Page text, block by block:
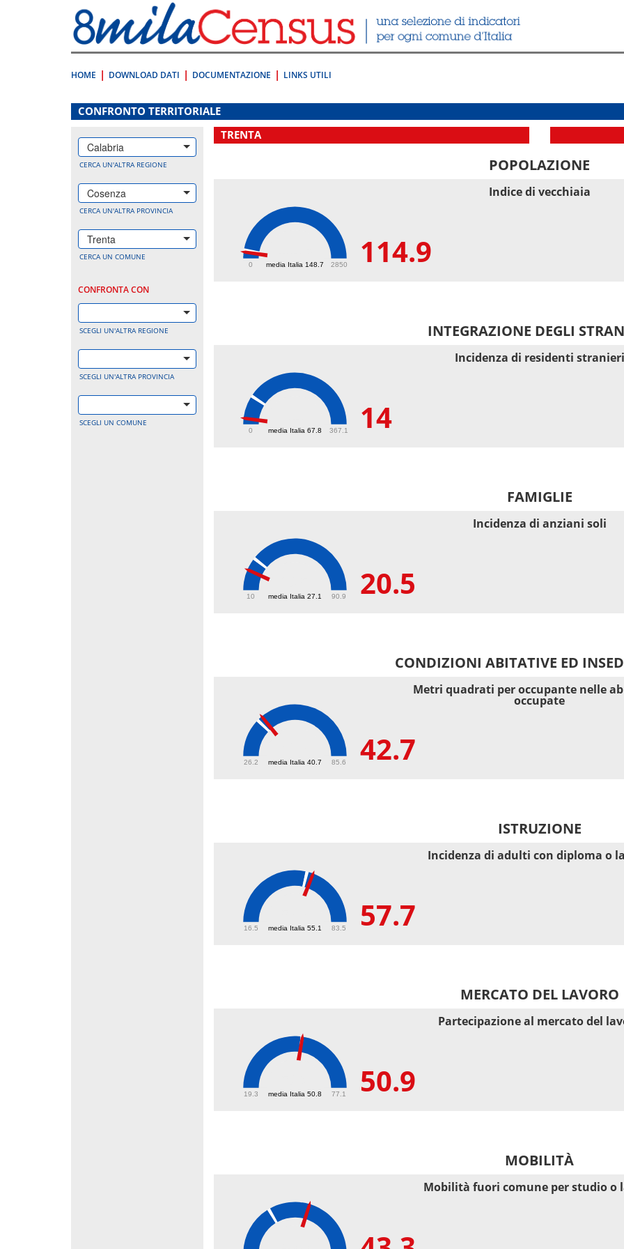
direttamente
a:
Contenuto
HOME DOWNLOAD DATI DOCUMENTAZIONE LINKS UTILI
.
CONFRONTO TERRITORIALE
Calabria
CERCA UN'ALTRA REGIONE
Cosenza
CERCA UN'ALTRA PROVINCIA
Trenta
CERCA UN COMUNE
CONFRONTA CON
SCEGLI UN'ALTRA REGIONE
SCEGLI UN'ALTRA PROVINCIA
SCEGLI UN COMUNE
TRENTA
POPOLAZIONE
media Italia 148.7
0 2850 114.9
Indice di vecchiaia
INTEGRAZIONE DEGLI
media Italia 67.8
0 367.1 14
Incidenza di residenti stranieri
FAMIGLIE
media Italia 27.1
10 90.9 20.5
Incidenza di anziani soli
CONDIZIONI ABITATIVE ED
media Italia 40.7
26.2 85.6 42.7
Metri quadrati per occupante nelle
occupate
ISTRUZIONE
media Italia 55.1
16.5 83.5 57.7
Incidenza di adulti con diploma o
MERCATO DEL LAVORO
media Italia 50.8
19.3 77.1 50.9
Partecipazione al mercato del
MOBILITÀ
Mobilità fuori comune per studio o